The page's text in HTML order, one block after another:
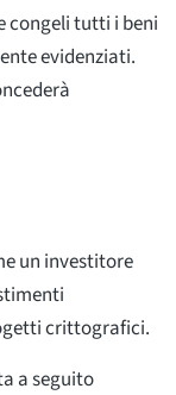
congeli tutti i beni
evidenziati.
un investitore
crittografici.
a seguito